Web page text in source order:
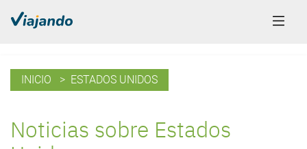
INICIO > ESTADOS UNIDOS
Noticias sobre Estados